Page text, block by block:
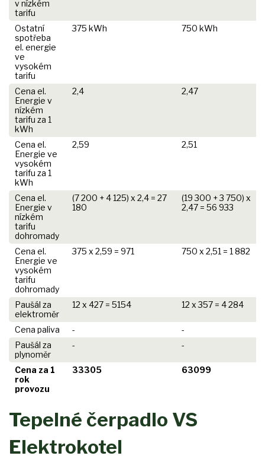
v nízkém
tarifu
Ostatní
spotřeba
el. energie
ve
vysokém
tarifu
375 kWh 750 kWh
Cena el.
Energie v
nízkém
tarifu za 1
kWh
2,4 2,47
Cena el.
Energie ve
vysokém
tarifu za 1
kWh
2,59 2,51
Cena el.
Energie v
nízkém
tarifu
dohromady
(7 200 + 4 125) x 2,4 = 27
180
(19 300 + 3 750) x
2,47 = 56 933
Cena el.
Energie ve
vysokém
tarifu
dohromady
375 x 2,59 = 971 750 x 2,51 = 1 882
Paušál za
elektroměr
12 x 427 = 5154 12 x 357 = 4 284
Cena paliva -
-
Paušál za
plynoměr
- -
Cena za 1
rok
provozu
33305 63099
Tepelné čerpadlo VS
Elektrokotel